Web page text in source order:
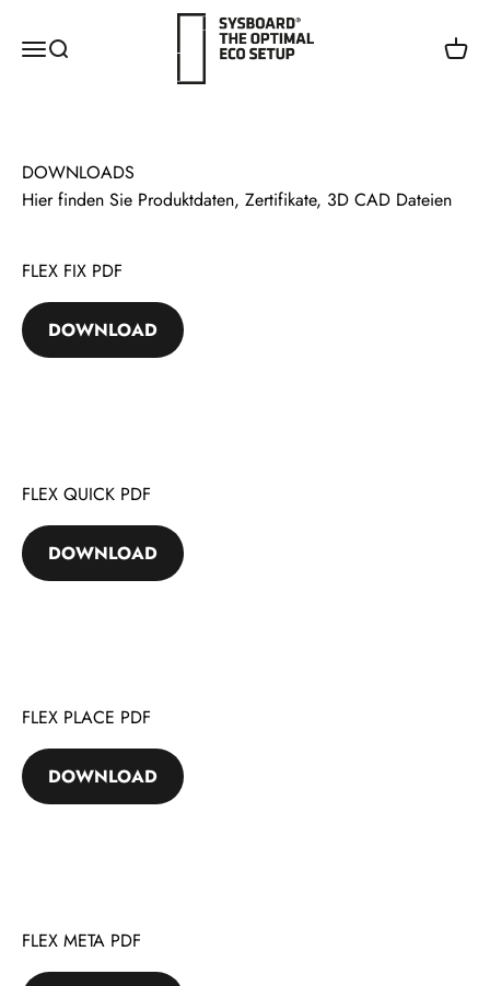
MenüSuche
SYSBOARD
Hier finden Sie Produktdaten, Zertifikate, 3D CAD Dateien
FLEX FIX PDF
DOWNLOAD
FLEX QUICK PDF
DOWNLOAD
FLEX PLACE PDF
DOWNLOAD
FLEX META PDF